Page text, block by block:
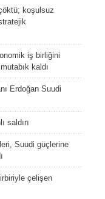
koşulsuz
iş birliğini
kaldı
Erdoğan Suudi
saldırı
Suudi güçlerine
çelişen